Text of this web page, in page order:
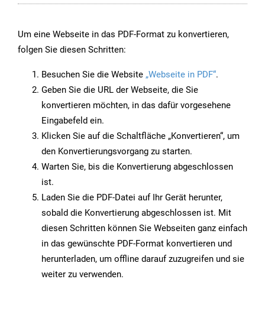
Um eine Webseite in das PDF-Format zu konvertieren,
folgen Sie diesen Schritten:
Besuchen Sie die Website „Webseite in PDF“.
Geben Sie die URL der Webseite, die Sie
konvertieren möchten, in das dafür vorgesehene
Eingabefeld ein.
Klicken Sie auf die Schaltfläche „Konvertieren“, um
den Konvertierungsvorgang zu starten.
Warten Sie, bis die Konvertierung abgeschlossen
ist.
Laden Sie die PDF-Datei auf Ihr Gerät herunter,
sobald die Konvertierung abgeschlossen ist. Mit
diesen Schritten können Sie Webseiten ganz einfach
in das gewünschte PDF-Format konvertieren und
herunterladen, um offline darauf zuzugreifen und sie
weiter zu verwenden.